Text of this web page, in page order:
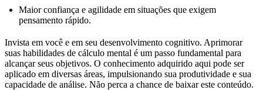
Maior confiança e agilidade em situações que exigem
pensamento rápido.
Invista em você e em seu desenvolvimento cognitivo. Aprimorar
suas habilidades de cálculo mental é um passo fundamental para
alcançar seus objetivos. O conhecimento adquirido aqui pode ser
aplicado em diversas áreas, impulsionando sua produtividade e sua
capacidade de análise. Não perca a chance de baixar este conteúdo.